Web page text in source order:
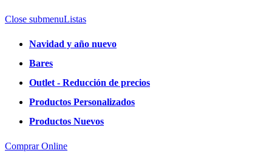
Close submenuListas
Navidad y año nuevo
Bares
Outlet - Reducción de precios
Productos Personalizados
Productos Nuevos
Comprar Online